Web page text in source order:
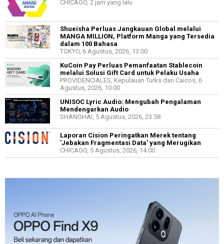
CHICAGO, 2 jam yang lalu
Shueisha Perluas Jangkauan Global melalui
MANGA MILLION, Platform Manga yang Tersedia
dalam 100 Bahasa
TOKYO, 6 Agustus, 2026, 13.00
KuCoin Pay Perluas Pemanfaatan Stablecoin
melalui Solusi Gift Card untuk Pelaku Usaha
PROVIDENCIALES, Kepulauan Turks dan Caicos, 6
Agustus, 2026, 10.00
UNISOC Lyric Audio: Mengubah Pengalaman
Mendengarkan Audio
SHANGHAI, 5 Agustus, 2026, 23.58
Laporan Cision Peringatkan Merek tentang
'Jebakan Fragmentasi Data' yang Merugikan
CHICAGO, 5 Agustus, 2026, 14.00